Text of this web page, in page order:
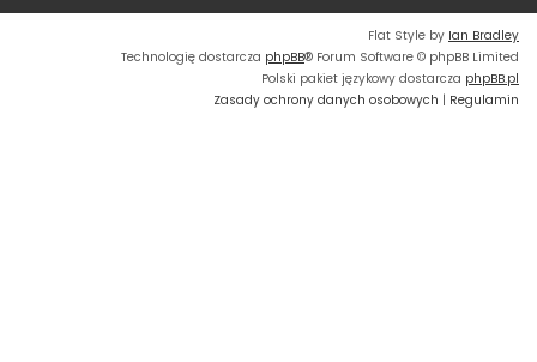
Flat Style by Ian Bradley
Technologię dostarcza phpBB® Forum Software © phpBB Limited
Polski pakiet językowy dostarcza phpBB.pl
Zasady ochrony danych osobowych | Regulamin